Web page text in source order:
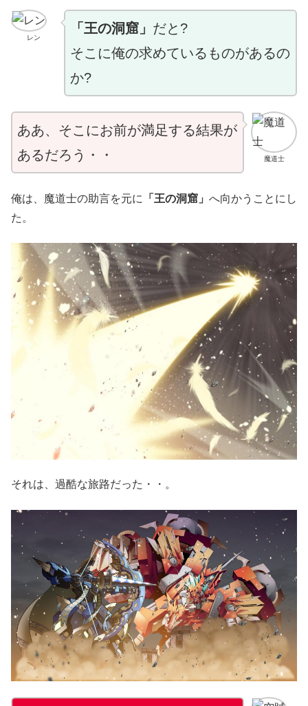
レン
「王の洞窟」 だと?
そこに俺の求めているものがあるの
か?
魔道士
ああ、そこにお前が満足する結果が
あるだろう・・
俺は、魔道士の助言を元に 「王の洞窟」 へ向かうことにし
た。
それは、過酷な旅路だった・・。